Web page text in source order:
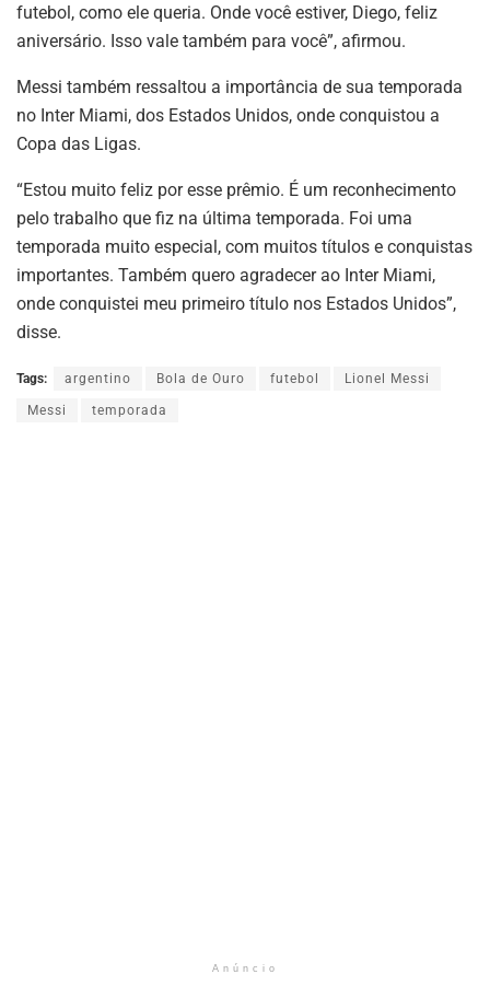
futebol, como ele queria. Onde você estiver, Diego, feliz
aniversário. Isso vale também para você”, afirmou.
Messi também ressaltou a importância de sua temporada
no Inter Miami, dos Estados Unidos, onde conquistou a
Copa das Ligas.
“Estou muito feliz por esse prêmio. É um reconhecimento
pelo trabalho que fiz na última temporada. Foi uma
temporada muito especial, com muitos títulos e conquistas
importantes. Também quero agradecer ao Inter Miami,
onde conquistei meu primeiro título nos Estados Unidos”,
disse.
Tags: argentino Bola de Ouro futebol Lionel Messi
Messi temporada
Anúncio